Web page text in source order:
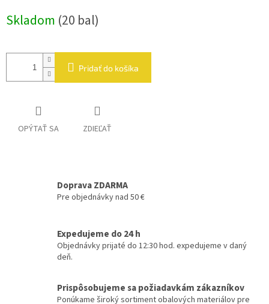
cena:
Skladom (20 bal)
Pridať do košíka
OPÝTAŤ SA ZDIEĽAŤ
Doprava ZDARMA
Pre objednávky nad 50 €
Expedujeme do 24 h
Objednávky prijaté do 12:30 hod. expedujeme v daný
deň.
Prispôsobujeme sa požiadavkám zákazníkov
Ponúkame široký sortiment obalových materiálov pre